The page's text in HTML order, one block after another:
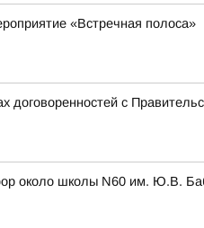
«Встречная полоса»
договоренностей с
около школы N60 им. Ю.В.